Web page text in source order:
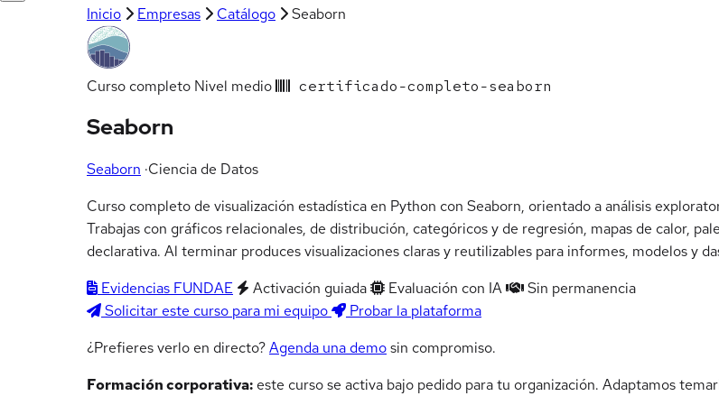
Inicio Empresas Catálogo Seaborn
Curso completo Nivel medio certificado-completo-seaborn
Seaborn
Seaborn ·Ciencia de Datos
Curso completo de visualización estadística en Python con Seaborn, orientado a análisis
Trabajas con gráficos relacionales, de distribución, categóricos y de regresión, mapas de calor,
declarativa. Al terminar produces visualizaciones claras y reutilizables para informes, modelos y
Evidencias FUNDAE
Activación guiada Evaluación con IA
Sin permanencia
Solicitar este curso para mi equipo
Probar la plataforma
¿Prefieres verlo en directo?Agenda una demosin compromiso.
Formación corporativa: este curso se activa bajo pedido para tu organización. Adaptamos